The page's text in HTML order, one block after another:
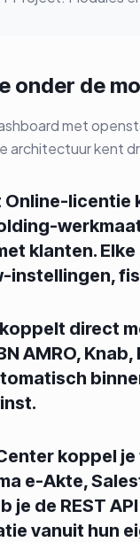
onder de
met
architectuur kent
Online-
klanten.
direct
AMRO,
koppel
e-Akte,
je de REST
vanuit hun